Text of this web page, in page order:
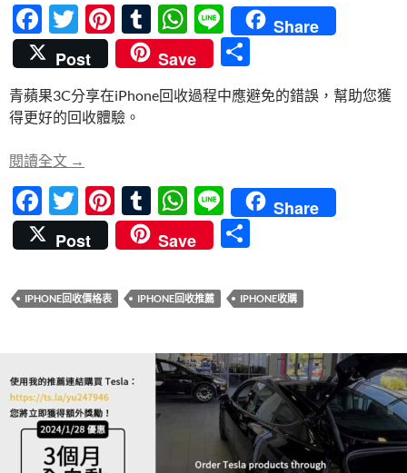
F
ac
e
b
o
o
k
T
w
itt
er
Pi
nt
er
es
t
T
u
m
bl
W
h
at
s
p
Li
n
e
Share
Post
Save
享
青蘋果3C分享在iPhone回收過程中應避免的錯誤，幫助您獲
得更好的回收體驗。
閱讀全文 iPhone回收時應避免的常見錯誤
→
F
ac
e
b
o
k
T
w
itt
er
Pi
nt
er
es
t
T
u
m
bl
r
W
h
at
s
A
p
p
Li
n
e
Share
Post
Save
IPHONE回收價格表 IPHONE回收推薦 IPHONE收購